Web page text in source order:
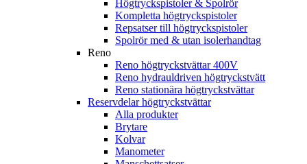
Högtryckspistoler & Spolrör
Kompletta högtryckspistoler
Repsatser till högtryckspistoler
Spolrör med & utan isolerhandtag
Reno
Reno högtryckstvättar 400V
Reno hydrauldriven högtryckstvätt
Reno stationära högtryckstvättar
Reservdelar högtryckstvättar
Alla produkter
Brytare
Kolvar
Manometer